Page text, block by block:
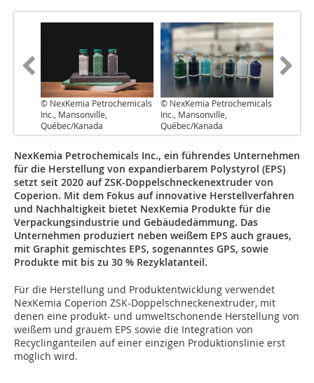
© NexKemia Petrochemicals
Inc., Mansonville,
Québec/Kanada
© NexKemia Petrochemicals
Inc., Mansonville,
Québec/Kanada
NexKemia Petrochemicals Inc., ein führendes Unternehmen
für die Herstellung von expandierbarem Polystyrol (EPS)
setzt seit 2020 auf ZSK-Doppelschneckenextruder von
Coperion. Mit dem Fokus auf innovative Herstellverfahren
und Nachhaltigkeit bietet NexKemia Produkte für die
Verpackungsindustrie und Gebäudedämmung. Das
Unternehmen produziert neben weißem EPS auch graues,
mit Graphit gemischtes EPS, sogenanntes GPS, sowie
Produkte mit bis zu 30 % Rezyklatanteil.
Für die Herstellung und Produktentwicklung verwendet
NexKemia Coperion ZSK-Doppelschneckenextruder, mit
denen eine produkt- und umweltschonende Herstellung von
weißem und grauem EPS sowie die Integration von
Recyclinganteilen auf einer einzigen Produktionslinie erst
möglich wird.